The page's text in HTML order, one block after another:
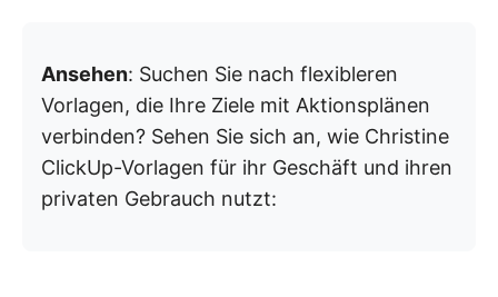
Ansehen: Suchen Sie nach flexibleren
Vorlagen, die Ihre Ziele mit Aktionsplänen
verbinden? Sehen Sie sich an, wie Christine
ClickUp-Vorlagen für ihr Geschäft und ihren
privaten Gebrauch nutzt: